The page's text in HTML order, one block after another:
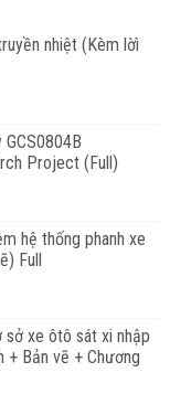
nhiệt (Kèm lờì
Project (Full)
hệ thống phanh xe
Full
xe ôtô sát xi nhập
+ Bản vẽ + Chương